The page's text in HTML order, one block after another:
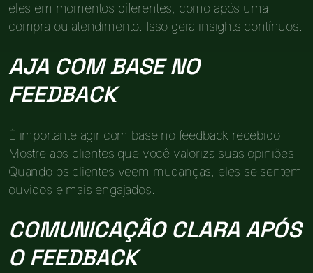
eles em momentos diferentes, como após uma
compra ou atendimento. Isso gera insights contínuos.
AJA COM BASE NO
FEEDBACK
É importante agir com base no feedback recebido.
Mostre aos clientes que você valoriza suas opiniões.
Quando os clientes veem mudanças, eles se sentem
ouvidos e mais engajados.
COMUNICAÇÃO CLARA APÓS
O FEEDBACK